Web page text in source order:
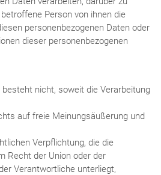
Person von ihnen die
personenbezogenen Daten oder
dieser personenbezogenen
nicht, soweit die Verarbeitung
auf freie Meinungsäußerung und
Verpflichtung, die die
Recht der Union oder der
Verantwortliche unterliegt,